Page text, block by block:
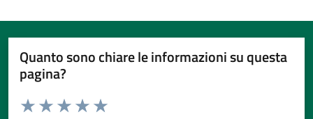
Quanto sono chiare le informazioni su questa
pagina?
Valuta da 1 a 5 stelle la pagina